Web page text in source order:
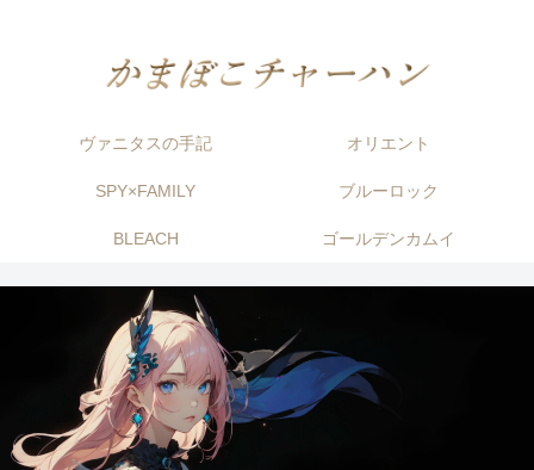
ヴァニタスの手記 オリエント
SPY×FAMILY ブルーロック
BLEACH ゴールデンカムイ